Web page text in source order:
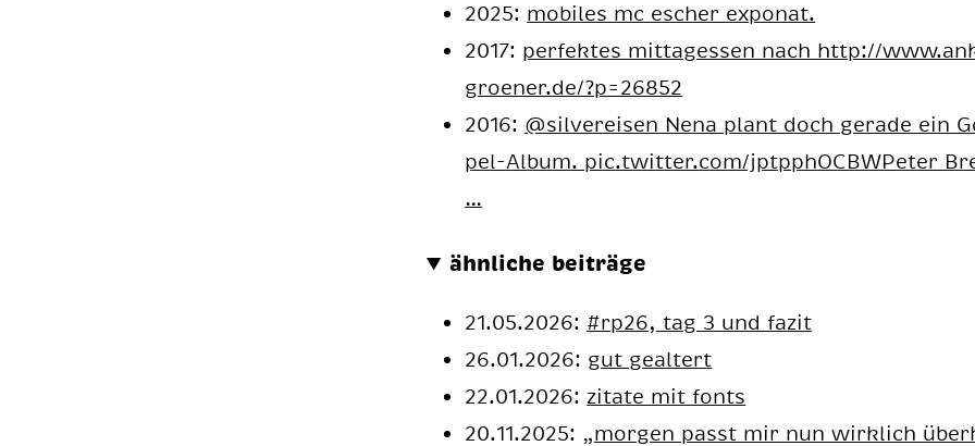
2025: mo­bi­les mc escher ex­po­nat.
2017: per­fek­tes mit­tag­essen nach http://
groe­ner.de/?p=26852
2016: @sil­ver­ei­sen Nena plant doch ge­ra­de ein
pel-Al­bum. pic.twit­ter.com/jptpp­hOCBWPe­ter
…
ähnliche beiträge
21.05.2026: #rp26, tag 3 und fazit
26.01.2026: gut gealtert
22.01.2026: zitate mit fonts
20.11.2025: „morgen passt mir nun wirklich